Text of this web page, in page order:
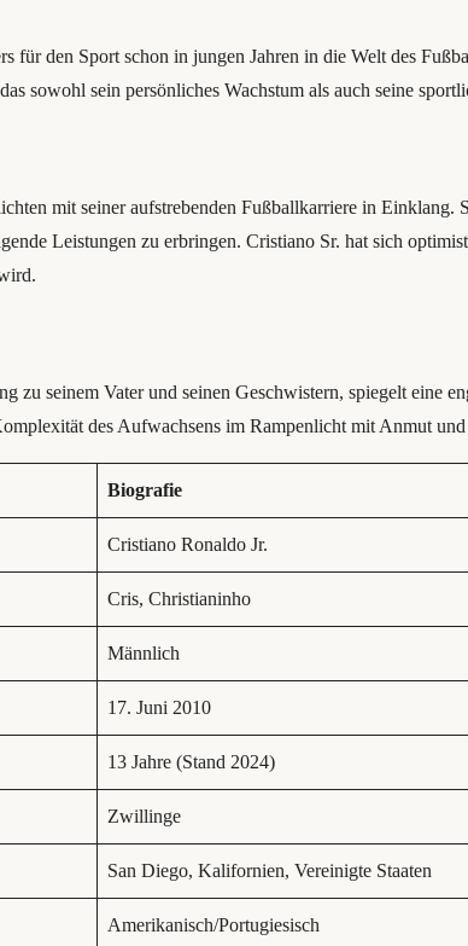
für den Sport schon in jungen Jahren in die Welt des
sowohl sein persönliches Wachstum als auch seine
mit seiner aufstrebenden Fußballkarriere in
Leistungen zu erbringen. Cristiano Sr. hat sich
zu seinem Vater und seinen Geschwistern, spiegelt eine
des Aufwachsens im Rampenlicht mit Anmut
Biografie
Cristiano Ronaldo Jr.
Cris, Christianinho
Männlich
17. Juni 2010
13 Jahre (Stand 2024)
Zwillinge
San Diego, Kalifornien, Vereinigte Staaten
Amerikanisch/Portugiesisch